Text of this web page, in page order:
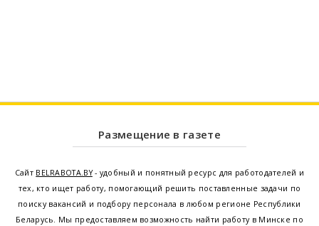
Размещение в газете
Сайт BELRABOTA.BY- удобный и понятный ресурс для работодателей и
тех, кто ищет работу, помогающий решить поставленные задачи по
поиску вакансий и подбору персонала в любом регионе Республики
Беларусь. Мы предоставляем возможность найти работу в Минске по